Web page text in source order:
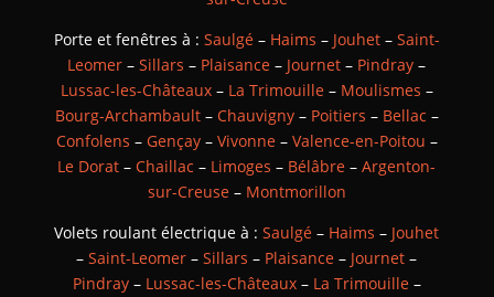
Porte et fenêtres à : Saulgé– Haims – Jouhet– Saint-
Leomer –Sillars – Plaisance – Journet – Pindray –
Lussac-les-Châteaux– La Trimouille– Moulismes –
Bourg-Archambault– Chauvigny– Poitiers – Bellac –
Confolens – Gençay– Vivonne– Valence-en-Poitou –
Le Dorat –Chaillac – Limoges – Bélâbre –Argenton-
sur-Creuse– Montmorillon
Volets roulant électrique à :Saulgé – Haims – Jouhet
–Saint-Leomer –Sillars – Plaisance – Journet –
Pindray– Lussac-les-Châteaux– La Trimouille–